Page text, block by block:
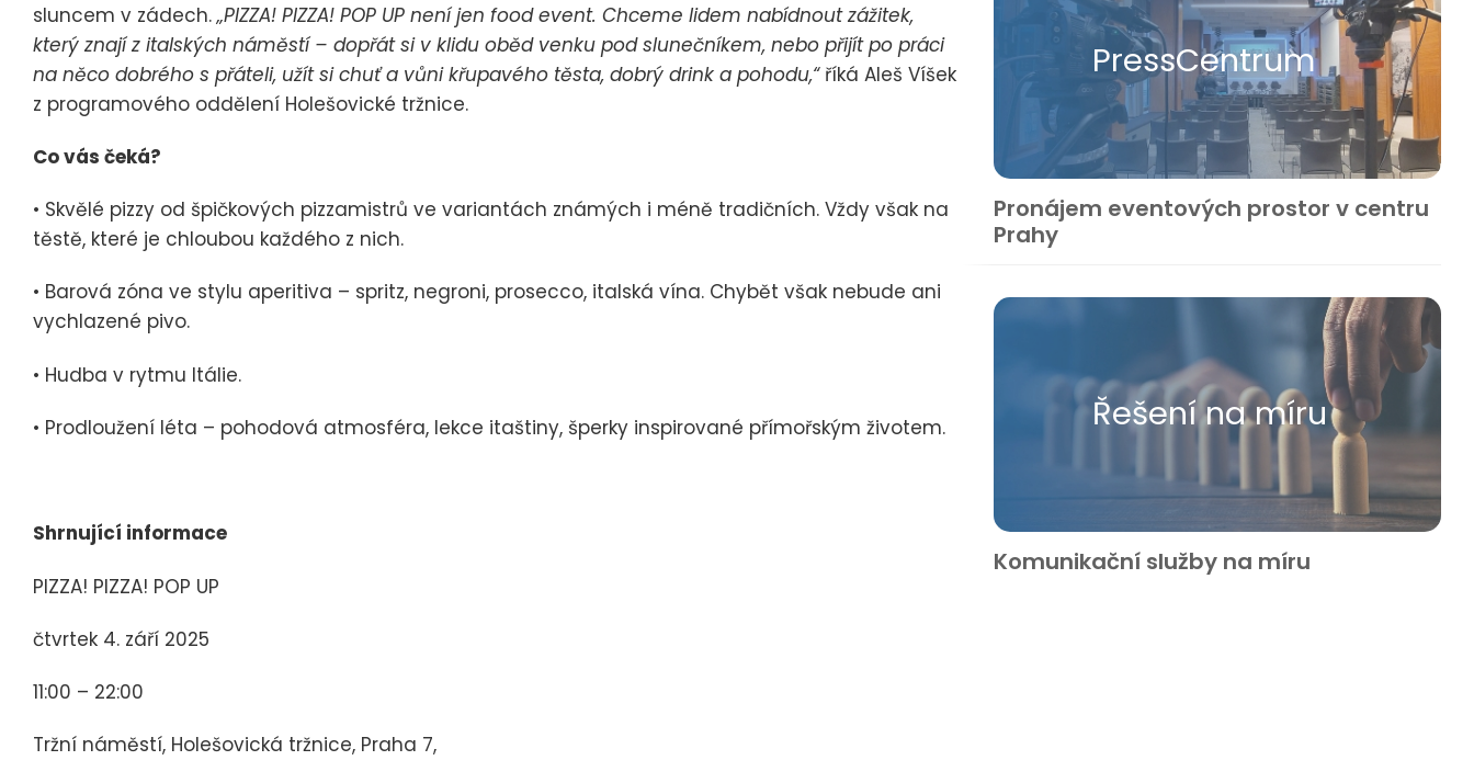
sluncem v zádech.„PIZZA! PIZZA! POP UP není jen food event. Chceme lidem nabídnout zážitek,
který znají z italských náměstí – dopřát si v klidu oběd venku pod slunečníkem, nebo přijít po práci
na něco dobrého s přáteli, užít si chuť a vůni křupavého těsta, dobrý drink a pohodu,“říká Aleš Víšek
z programového oddělení Holešovické tržnice.
Co vás čeká?
• Skvělé pizzy od špičkových pizzamistrů ve variantách známých i méně tradičních. Vždy však na
těstě, které je chloubou každého z nich.
• Barová zóna ve stylu aperitiva – spritz, negroni, prosecco, italská vína. Chybět však nebude ani
vychlazené pivo.
• Hudba v rytmu Itálie.
• Prodloužení léta – pohodová atmosféra, lekce itaštiny, šperky inspirované přímořským životem.
Shrnující informace
PIZZA! PIZZA! POP UP
čtvrtek 4. září 2025
11:00 – 22:00
Tržní náměstí, Holešovická tržnice, Praha 7,
Press​Centrum
Pronájem eventových prostor v centru
Prahy
Řešení na míru
Komunikační služby na míru